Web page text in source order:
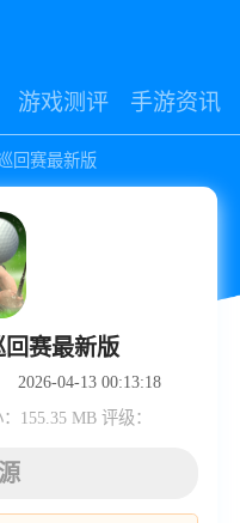
游戏测评 手游资讯
回赛最新版
赛最新版
2026-04-13 00:13:18
155.35 MB 评级：